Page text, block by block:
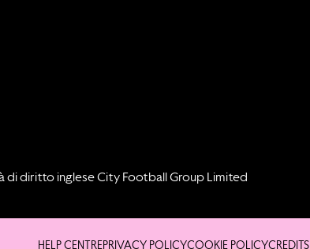
di diritto inglese City Football Group Limited
HELP CENTREPRIVACY POLICYCOOKIE POLICYCREDITS